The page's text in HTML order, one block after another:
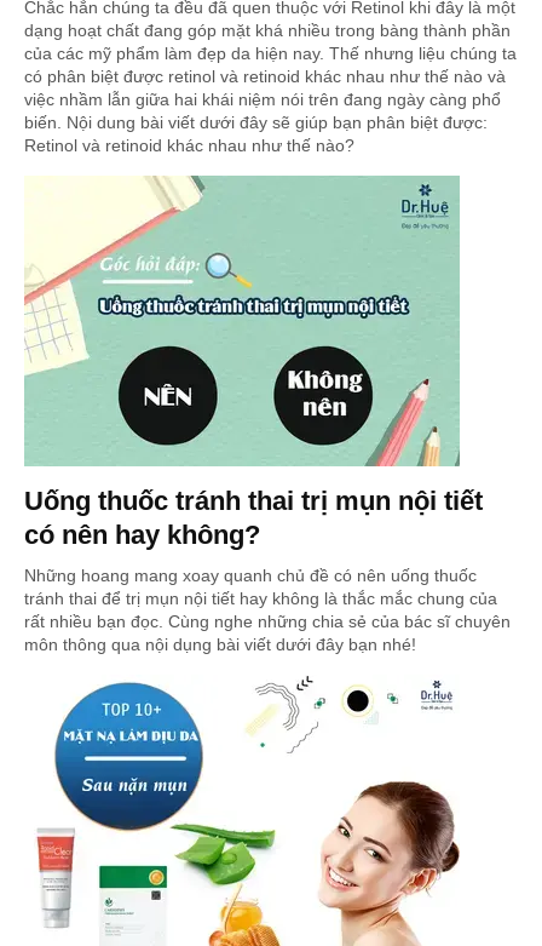
Chắc hẳn chúng ta đều đã quen thuộc với Retinol khi đây là một
dạng hoạt chất đang góp mặt khá nhiều trong bàng thành phần
của các mỹ phẩm làm đẹp da hiện nay. Thế nhưng liệu chúng ta
có phân biệt được retinol và retinoid khác nhau như thế nào và
việc nhầm lẫn giữa hai khái niệm nói trên đang ngày càng phổ
biến. Nội dung bài viết dưới đây sẽ giúp bạn phân biệt được:
Retinol và retinoid khác nhau như thế nào?
Uống thuốc tránh thai trị mụn nội tiết
có nên hay không?
Những hoang mang xoay quanh chủ đề có nên uống thuốc
tránh thai để trị mụn nội tiết hay không là thắc mắc chung của
rất nhiều bạn đọc. Cùng nghe những chia sẻ của bác sĩ chuyên
môn thông qua nội dụng bài viết dưới đây bạn nhé!